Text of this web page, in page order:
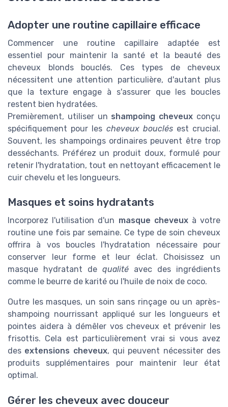
Adopter une routine capillaire efficace
Commencer une routine capillaire adaptée est
essentiel pour maintenir la santé et la beauté des
cheveux blonds bouclés. Ces types de cheveux
nécessitent une attention particulière, d'autant plus
que la texture engage à s'assurer que les boucles
restent bien hydratées.
Premièrement, utiliser un shampoing cheveux conçu
spécifiquement pour les cheveux bouclésest crucial.
Souvent, les shampoings ordinaires peuvent être trop
desséchants. Préférez un produit doux, formulé pour
retenir l'hydratation, tout en nettoyant efficacement le
cuir chevelu et les longueurs.
Masques et soins hydratants
Incorporez l'utilisation d'un masque cheveuxà votre
routine une fois par semaine. Ce type de soin cheveux
offrira à vos boucles l'hydratation nécessaire pour
conserver leur forme et leur éclat. Choisissez un
masque hydratant de qualité avec des ingrédients
comme le beurre de karité ou l'huile de noix de coco.
Outre les masques, un soin sans rinçage ou un après-
shampoing nourrissant appliqué sur les longueurs et
pointes aidera à démêler vos cheveux et prévenir les
frisottis. Cela est particulièrement vrai si vous avez
des extensions cheveux, qui peuvent nécessiter des
produits supplémentaires pour maintenir leur état
optimal.
Gérer les cheveux avec douceur